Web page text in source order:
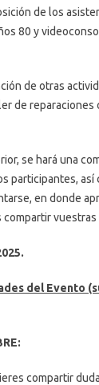
de los
80 y
de otras
de reparaciones
se hará una
participantes, así
en donde
vuestras
del Evento
compartir